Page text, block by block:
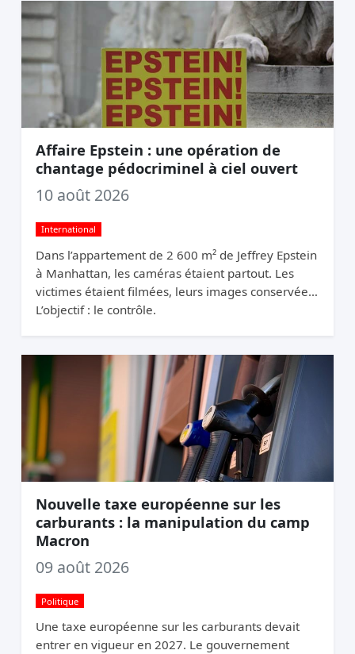
Affaire Epstein : une opération de
chantage pédocriminel à ciel ouvert
10 août 2026
International
Dans l’appartement de 2 600 m² de Jeffrey Epstein
à Manhattan, les caméras étaient partout. Les
victimes étaient filmées, leurs images conservées.
L’objectif : le contrôle.
Nouvelle taxe européenne sur les
carburants : la manipulation du camp
Macron
09 août 2026
Politique
Une taxe européenne sur les carburants devait
entrer en vigueur en 2027. Le gouvernement